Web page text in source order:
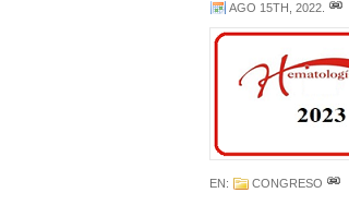
AGO 15TH, 2022
EN: CONGRESO